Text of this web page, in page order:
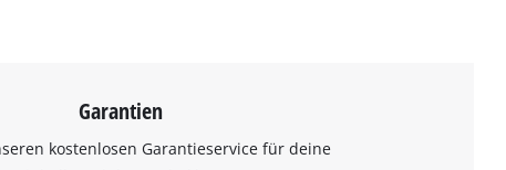
Garantien
kostenlosen Garantieservice für deine